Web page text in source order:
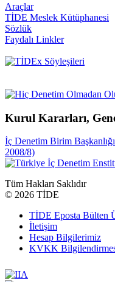
Araçlar
TİDE Meslek Kütüphanesi
Sözlük
Faydalı Linkler
Kurul Kararları,
İç Denetim Birim
2008/8)
Tüm Hakları Saklıdır
© 2026 TİDE
TİDE Eposta Bülten
İletişim
Hesap Bilgilerimiz
KVKK